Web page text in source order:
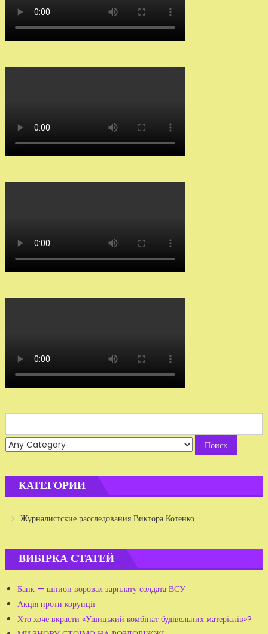
for:
КАТЕГОРИИ
Журналистские расследования Виктора Котенко
ВИБІРКА СТАТЕЙ
Банк — шпион воровал зарплату солдата ВСУ
Акція проти корупції
Хто хоче вкрасти «Ушицький комбінат будівельних матеріалів»?